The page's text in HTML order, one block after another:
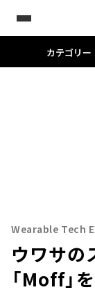
カテゴリー
Wearable Tech
ウワサの
「Moff」